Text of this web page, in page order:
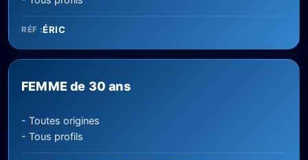
RÉF :ÉRIC
FEMME de 30 ans
- Toutes origines
- Tous profils